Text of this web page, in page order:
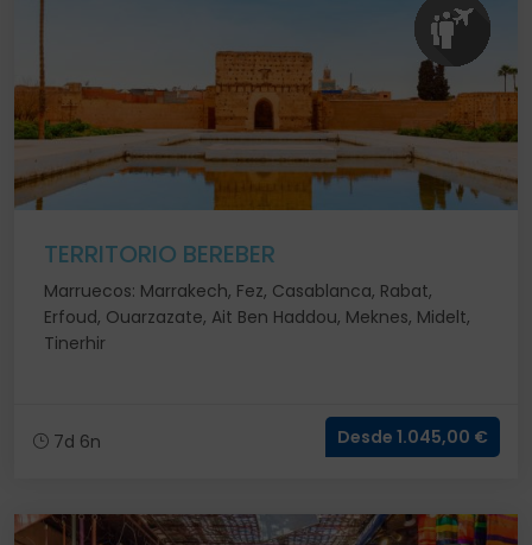
TERRITORIO BEREBER
Marruecos: Marrakech, Fez, Casablanca, Rabat,
Erfoud, Ouarzazate, Ait Ben Haddou, Meknes, Midelt,
Tinerhir
7d 6n Desde 1.045,00 €